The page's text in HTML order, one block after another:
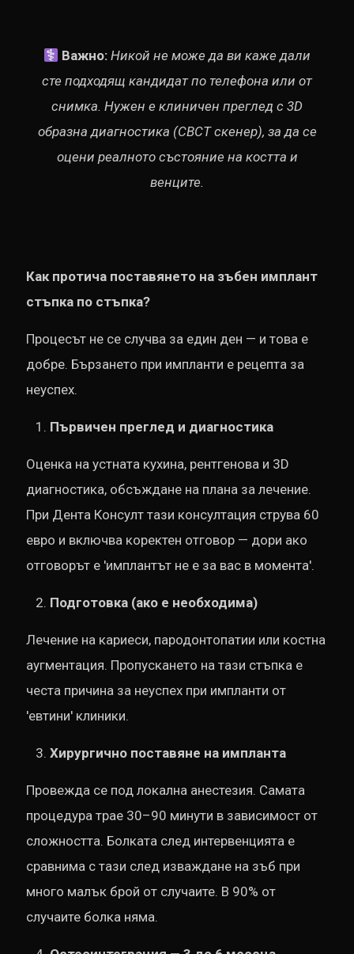
Важно:Никой не може да ви каже дали
сте подходящ кандидат по телефона или от
снимка. Нужен е клиничен преглед с 3D
образна диагностика (CBCT скенер), за да се
оцени реалното състояние на костта и
венците.
Как протича поставянето на зъбен имплант
стъпка по стъпка?
Процесът не се случва за един ден — и това е
добре. Бързането при импланти е рецепта за
неуспех.
Първичен преглед и диагностика
Оценка на устната кухина, рентгенова и 3D
диагностика, обсъждане на плана за лечение.
При Дента Консулт тази консултация струва 60
евро и включва коректен отговор — дори ако
отговорът е 'имплантът не е за вас в момента'.
Подготовка (ако е необходима)
Лечение на кариеси, пародонтопатии или костна
аугментация. Пропускането на тази стъпка е
честа причина за неуспех при импланти от
'евтини' клиники.
Хирургично поставяне на импланта
Провежда се под локална анестезия. Самата
процедура трае 30–90 минути в зависимост от
сложността. Болката след интервенцията е
сравнима с тази след изваждане на зъб при
много малък брой от случаите. В 90% от
случаите болка няма.